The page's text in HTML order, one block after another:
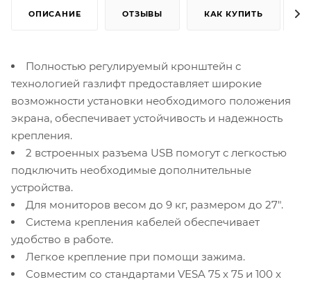
ОПИСАНИЕ ОТЗЫВЫ КАК КУПИТЬ
Полностью регулируемый кронштейн с
технологией газлифт предоставляет широкие
возможности установки необходимого положения
экрана, обеспечивает устойчивость и надежность
крепления.
2 встроенных разъема USB помогут с легкостью
подключить необходимые дополнительные
устройства.
Для мониторов весом до 9 кг, размером до 27".
Система крепления кабелей обеспечивает
удобство в работе.
Легкое крепление при помощи зажима.
Совместим со стандартами VESA 75 x 75 и 100 x